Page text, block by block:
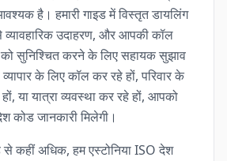
है। हमारी गाइड में विस्तृत डायलिंग
व्यावहारिक उदाहरण, और आपकी कॉल
सुनिश्चित करने के लिए सहायक सुझाव
के लिए कॉल कर रहे हों, परिवार के
या यात्रा व्यवस्था कर रहे हों, आपको
कोड जानकारी मिलेगी।
कहीं अधिक, हम एस्टोनिया ISO देश